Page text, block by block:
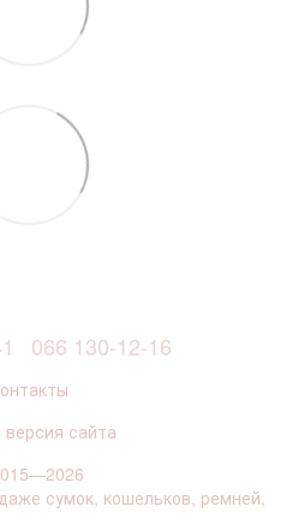
066 130-12-16
версия сайта
сумок, кошельков, ремней,